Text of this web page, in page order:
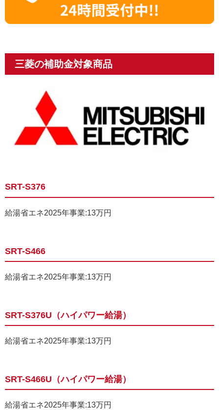
三菱の補助金対象商品
SRT-S376
給湯省エネ2025年事業:13万円
SRT-S466
給湯省エネ2025年事業:13万円
SRT-S376U（ハイパワー給湯）
給湯省エネ2025年事業:13万円
SRT-S466U（ハイパワー給湯）
給湯省エネ2025年事業:13万円